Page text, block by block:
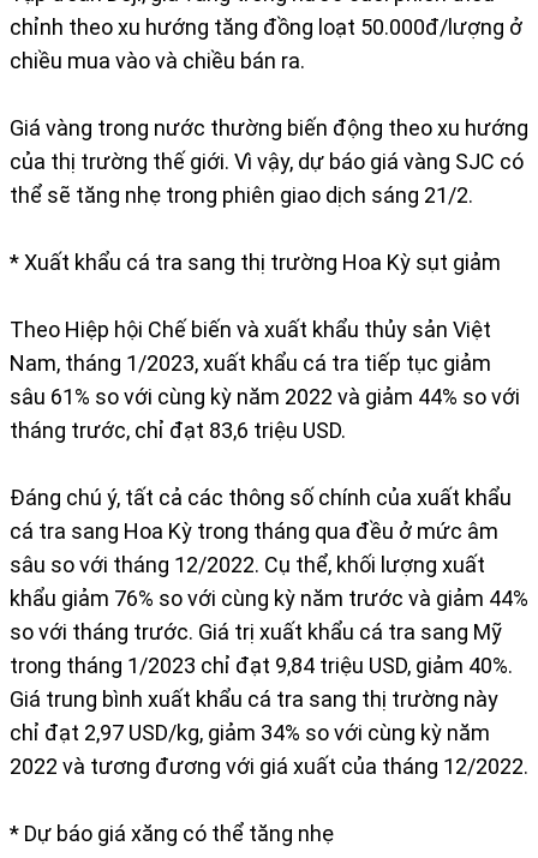
chỉnh theo xu hướng tăng đồng loạt 50.000đ/lượng ở
chiều mua vào và chiều bán ra.
Giá vàng trong nước thường biến động theo xu hướng
của thị trường thế giới. Vì vậy, dự báo giá vàng SJC có
thể sẽ tăng nhẹ trong phiên giao dịch sáng 21/2.
* Xuất khẩu cá tra sang thị trường Hoa Kỳ sụt giảm
Theo Hiệp hội Chế biến và xuất khẩu thủy sản Việt
Nam, tháng 1/2023, xuất khẩu cá tra tiếp tục giảm
sâu 61% so với cùng kỳ năm 2022 và giảm 44% so với
tháng trước, chỉ đạt 83,6 triệu USD.
Đáng chú ý, tất cả các thông số chính của xuất khẩu
cá tra sang Hoa Kỳ trong tháng qua đều ở mức âm
sâu so với tháng 12/2022. Cụ thể, khối lượng xuất
khẩu giảm 76% so với cùng kỳ năm trước và giảm 44%
so với tháng trước. Giá trị xuất khẩu cá tra sang Mỹ
trong tháng 1/2023 chỉ đạt 9,84 triệu USD, giảm 40%.
Giá trung bình xuất khẩu cá tra sang thị trường này
chỉ đạt 2,97 USD/kg, giảm 34% so với cùng kỳ năm
2022 và tương đương với giá xuất của tháng 12/2022.
* Dự báo giá xăng có thể tăng nhẹ